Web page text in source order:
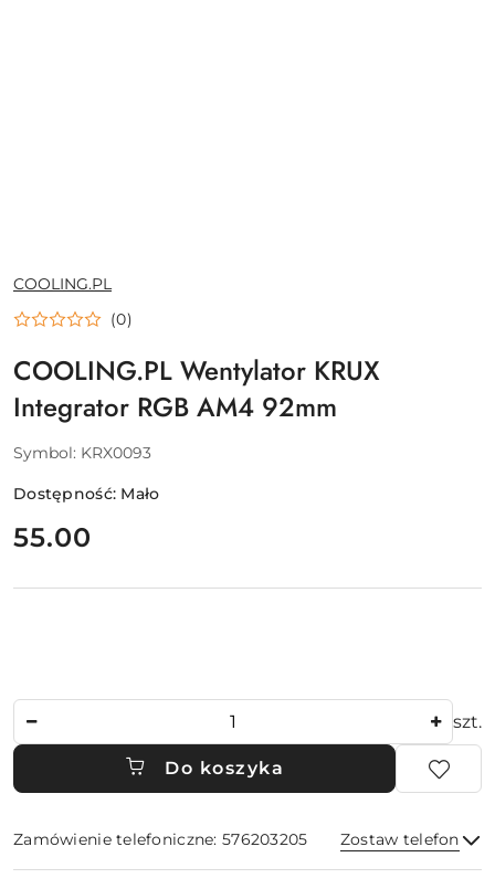
NAZWA
PRODUCENTA:
COOLING.PL
(0)
COOLING.PL Wentylator KRUX
Integrator RGB AM4 92mm
Symbol: KRX0093
Dostępność: Mało
cena:
55.00
szt.
Do koszyka
Zamówienie telefoniczne: 576203205 Zostaw telefon